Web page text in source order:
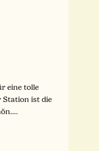
eine tolle
Station ist die